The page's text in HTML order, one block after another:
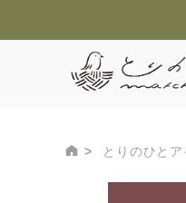
とりのひとア